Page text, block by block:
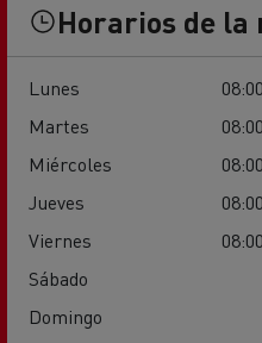
Horarios de la
Lunes
Martes
Miércoles
Jueves
Viernes
Sábado
Domingo